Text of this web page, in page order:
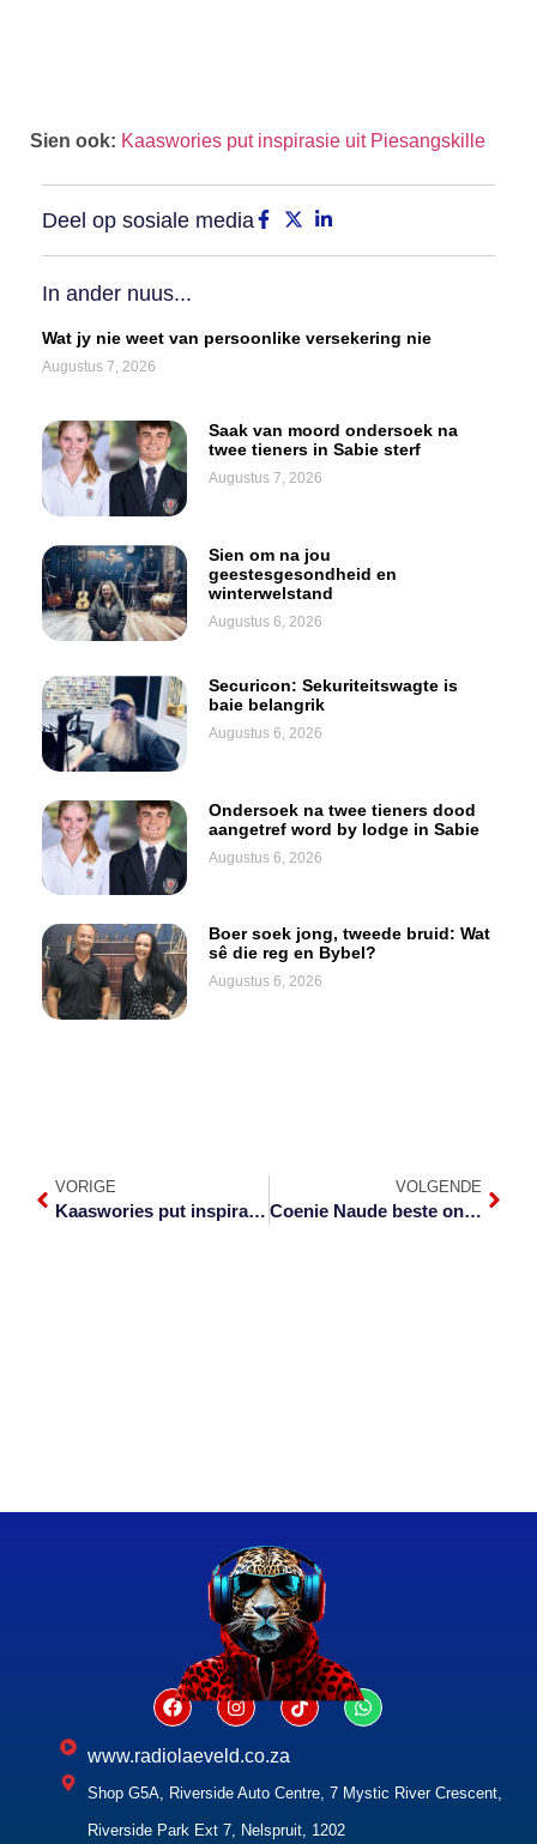
Sien ook: Kaaswories put inspirasie uit Piesangskille
Deel op sosiale media
In ander nuus...
Wat jy nie weet van persoonlike versekering nie
Augustus 7, 2026
Saak van moord ondersoek na
twee tieners in Sabie sterf
Augustus 7, 2026
Sien om na jou
geestesgesondheid en
winterwelstand
Augustus 6, 2026
Securicon: Sekuriteitswagte is
baie belangrik
Augustus 6, 2026
Ondersoek na twee tieners dood
aangetref word by lodge in Sabie
Augustus 6, 2026
Boer soek jong, tweede bruid: Wat
sê die reg en Bybel?
Augustus 6, 2026
VORIGE
Kaaswories put inspirasie uit Piesangskille
VOLGENDE
Coenie Naude beste onafhanklike rocker in SA
www.radiolaeveld.co.za
Shop G5A, Riverside Auto Centre, 7 Mystic River Crescent,
Riverside Park Ext 7, Nelspruit, 1202